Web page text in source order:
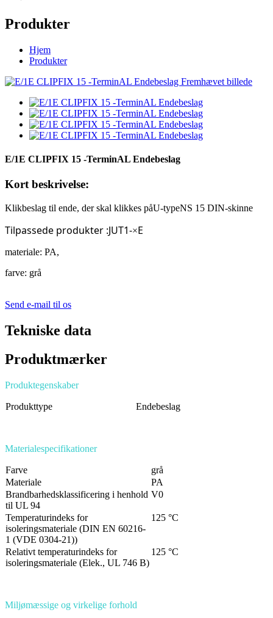
Produkter
Hjem
Produkter
E/1E CLIPFIX 15 -TerminAL Endebeslag
Kort beskrivelse:
Klikbeslag til ende, der skal klikkes påU-typeNS 15 DIN-skinne
Tilpassede produkter :JUT1-×E
materiale: PA,
farve: grå
Send e-mail til os
Tekniske data
Produktmærker
Produktegenskaber
Produkttype Endebeslag
Materialespecifikationer
Farve
grå
Materiale
PA
Brandbarhedsklassificering i henhold
til UL 94
V0
Temperaturindeks for
isoleringsmateriale (DIN EN 60216-
1 (VDE 0304-21))
125 °C
Relativt temperaturindeks for
isoleringsmateriale (Elek., UL 746 B)
125 °C
Miljømæssige og virkelige forhold